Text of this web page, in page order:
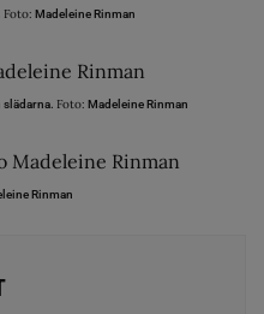
Foto: Madeleine Rinman
Foto: Madeleine Rinman
Rinman